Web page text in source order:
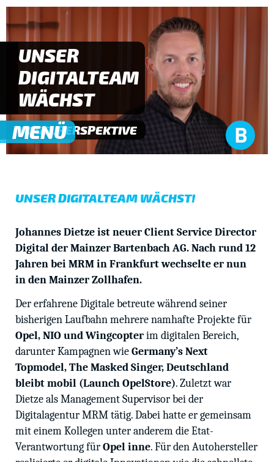
MENÜ
UNSER
DIGITALTEAM
WÄCHST
VOGELPERSPEKTIVE
UNSER DIGITALTEAM WÄCHST!
Johannes Dietze ist neuer Client Service Director
Digital der Mainzer Bartenbach AG.Nach rund 12
Jahren bei MRM in Frankfurt wechselte er nun
in den Mainzer Zollhafen.
Der erfahrene Digitale betreute während seiner
bisherigen Laufbahn mehrere namhafte Projekte für
Opel, NIO und Wingcopterim digitalen Bereich,
darunter Kampagnen wieGermany’s Next
Topmodel, The Masked Singer, Deutschland
bleibt mobil (Launch OpelStore). Zuletzt war
Dietze als Management Supervisor bei der
Digitalagentur MRM tätig. Dabei hatte er gemeinsam
mit einem Kollegen unter anderem die Etat-
Verantwortung fürOpel inne. Für den Autohersteller